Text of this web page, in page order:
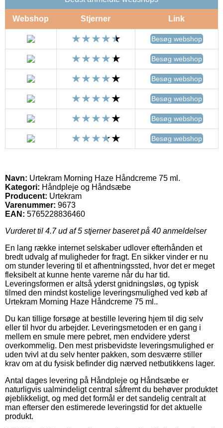
Webshop Stjerner Link
Besøg webshop
Besøg webshop
Besøg webshop
Besøg webshop
Besøg webshop
Besøg webshop
Navn: Urtekram Morning Haze Håndcreme 75 ml.
Kategori: Håndpleje og Håndsæbe
Producent: Urtekram
Varenummer: 9673
EAN: 5765228836460
Vurderet til 4.7ud af 5 stjerner baseret på 40 anmeldelser
En lang række internet selskaber udlover efterhånden et
bredt udvalg af muligheder for fragt. En sikker vinder er nu
om stunder levering til et afhentningssted, hvor det er meget
fleksibelt at kunne hente varerne når du har tid.
Leveringsformen er altså yderst gnidningsløs, og typisk
tilmed den mindst kostelige leveringsmulighed ved køb af
Urtekram Morning Haze Håndcreme 75 ml..
Du kan tillige forsøge at bestille levering hjem til dig selv
eller til hvor du arbejder. Leveringsmetoden er en gang i
mellem en smule mere pebret, men endvidere yderst
overkommelig. Den mest prisbevidste leveringsmulighed er
uden tvivl at du selv henter pakken, som desværre stiller
krav om at du fysisk befinder dig nærved netbutikkens lager.
Antal dages levering på Håndpleje og Håndsæbe er
naturligvis ualmindeligt central såfremt du behøver produktet
øjeblikkeligt, og med det formål er det sandelig centralt at
man efterser den estimerede leveringstid for det aktuelle
produkt.